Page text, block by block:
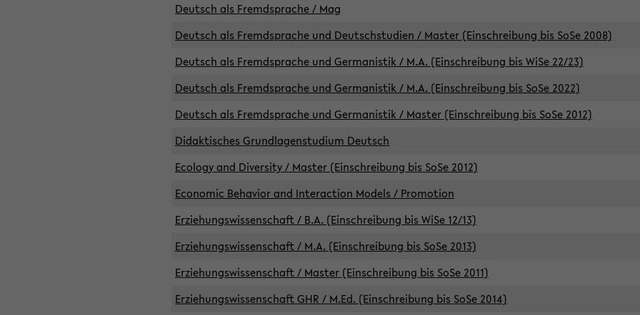
Deutsch als Fremdsprache / Mag
Deutsch als Fremdsprache und Deutschstudien / Master (Einschreibung bis SoSe 2008)
Deutsch als Fremdsprache und Germanistik / M.A. (Einschreibung bis WiSe 22/23)
Deutsch als Fremdsprache und Germanistik / M.A. (Einschreibung bis SoSe 2022)
Deutsch als Fremdsprache und Germanistik / Master (Einschreibung bis SoSe 2012)
Didaktisches Grundlagenstudium Deutsch
Ecology and Diversity / Master (Einschreibung bis SoSe 2012)
Economic Behavior and Interaction Models / Promotion
Erziehungswissenschaft / B.A. (Einschreibung bis WiSe 12/13)
Erziehungswissenschaft / M.A. (Einschreibung bis SoSe 2013)
Erziehungswissenschaft / Master (Einschreibung bis SoSe 2011)
Erziehungswissenschaft GHR / M.Ed. (Einschreibung bis SoSe 2014)